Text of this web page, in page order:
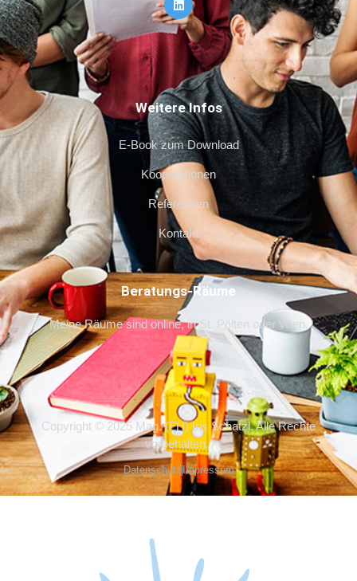
Weitere Infos
E-Book zum Download
Kooperationen
Referenzen
Kontakt
Beratungs-Räume
Meine Räume sind online, in St. Pölten oder Wien.
Copyright © 2025 Mag. (FH) Iris Schatzl. Alle Rechte
vorbehalten.
DatenschutzImpressum